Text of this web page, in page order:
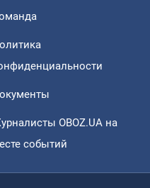
OBOZ.UA на
событий